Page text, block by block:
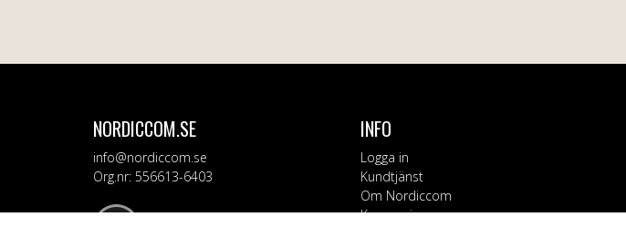
NORDICCOM.SE
info@nordiccom.se
Org.nr: 556613-6403
INFO
Logga in
Kundtjänst
Om Nordiccom
Kampanjvaror